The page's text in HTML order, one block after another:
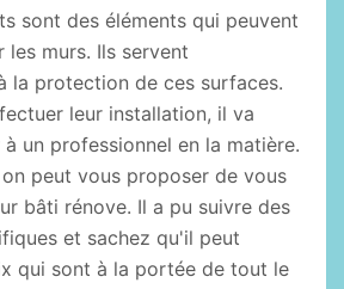
sont des éléments qui peuvent
les murs. Ils servent
la protection de ces surfaces.
leur installation, il va
un professionnel en la matière.
peut vous proposer de vous
bâti rénove. Il a pu suivre des
et sachez qu'il peut
qui sont à la portée de tout le